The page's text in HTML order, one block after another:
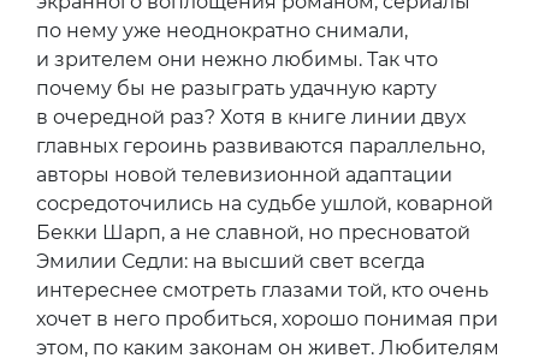
по нему уже неоднократно снимали,
и зрителем они нежно любимы. Так что
почему бы не разыграть удачную карту
в очередной раз? Хотя в книге линии двух
главных героинь развиваются параллельно,
авторы новой телевизионной адаптации
сосредоточились на судьбе ушлой, коварной
Бекки Шарп, а не славной, но пресноватой
Эмилии Седли: на высший свет всегда
интереснее смотреть глазами той, кто очень
хочет в него пробиться, хорошо понимая при
этом, по каким законам он живет. Любителям